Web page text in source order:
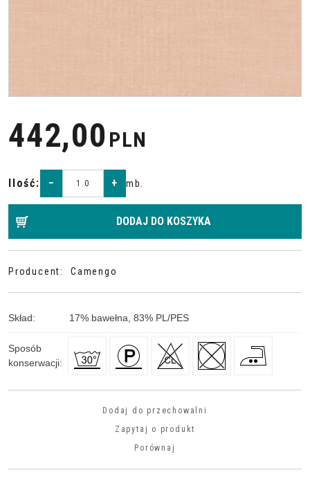
442,00 PLN
Ilość: − + mb.
DODAJ DO KOSZYKA
Producent: Camengo
Skład: 17% bawełna, 83% PL/PES
Sposób
konserwacji:
Dodaj do przechowalni
Zapytaj o produkt
Porównaj